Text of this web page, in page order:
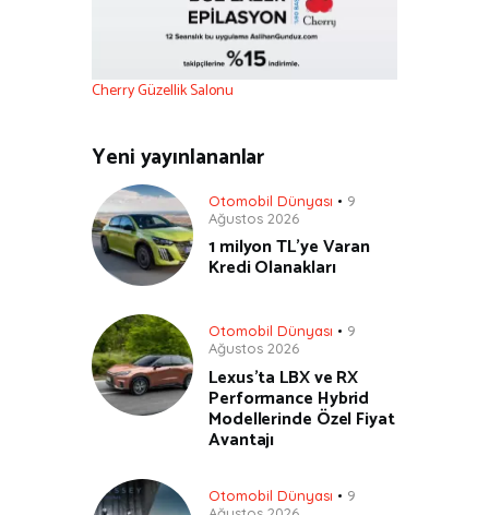
Cherry Güzellik Salonu
Yeni yayınlananlar
Otomobil Dünyası
9
Ağustos 2026
1 milyon TL’ye Varan
Kredi Olanakları
Otomobil Dünyası
9
Ağustos 2026
Lexus’ta LBX ve RX
Performance Hybrid
Modellerinde Özel Fiyat
Avantajı
Otomobil Dünyası
9